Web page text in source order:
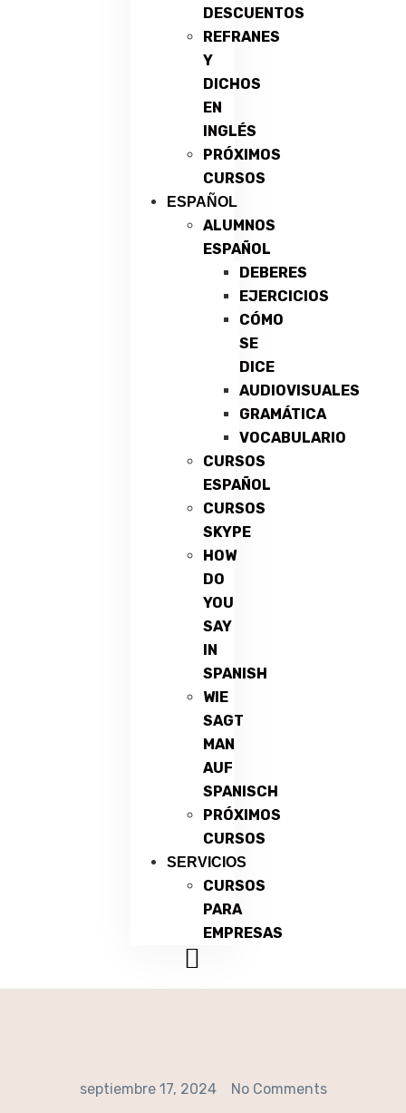
DESCUENTOS
REFRANES
Y
DICHOS
EN
INGLÉS
PRÓXIMOS
CURSOS
ESPAÑOL
ALUMNOS
ESPAÑOL
DEBERES
EJERCICIOS
CÓMO
SE
DICE
AUDIOVISUALES
GRAMÁTICA
VOCABULARIO
CURSOS
ESPAÑOL
CURSOS
SKYPE
HOW
DO
YOU
SAY
IN
SPANISH
WIE
SAGT
MAN
AUF
SPANISCH
PRÓXIMOS
CURSOS
SERVICIOS
CURSOS
PARA
EMPRESAS
septiembre 17, 2024 No Comments